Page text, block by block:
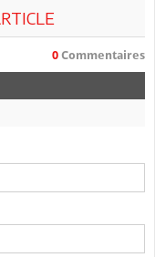
0 Commentaires